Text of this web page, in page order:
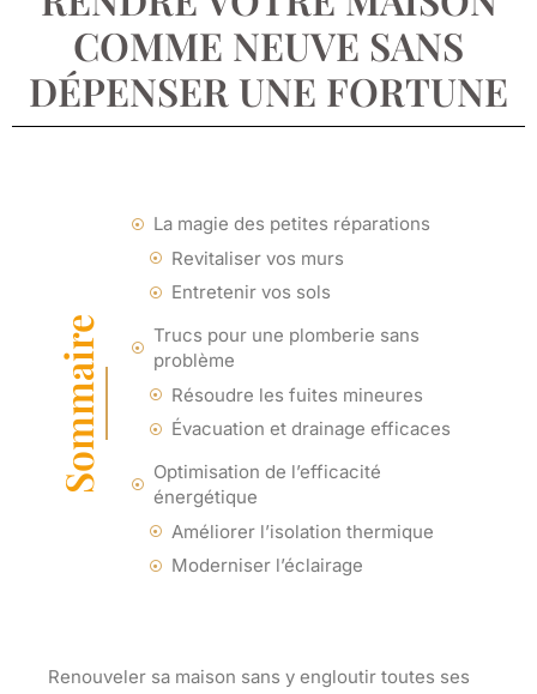
COMME NEUVE SANS
DÉPENSER UNE FORTUNE
Sommaire
La magie des petites réparations
Revitaliser vos murs
Entretenir vos sols
Trucs pour une plomberie sans
problème
Résoudre les fuites mineures
Évacuation et drainage efficaces
Optimisation de l’efficacité
énergétique
Améliorer l’isolation thermique
Moderniser l’éclairage
Renouveler sa maison sans y engloutir toutes ses